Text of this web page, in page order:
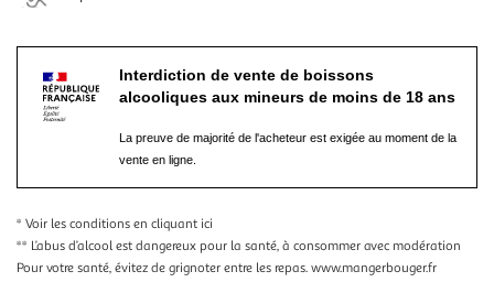
Interdiction de vente de boissons
alcooliques aux mineurs de moins de 18 ans
La preuve de majorité de l'acheteur est exigée au moment de la
vente en ligne.
* Voir les conditions en cliquant ici
** L’abus d’alcool est dangereux pour la santé, à consommer avec modération
Pour votre santé, évitez de grignoter entre les repas. www.mangerbouger.fr